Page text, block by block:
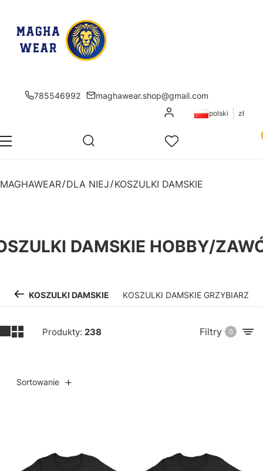
785546992
maghawear.shop@gmail.com
Zaloguj siępolski zł
Menu Otwórz wyszukiwarkę
Szukaj Ulubione
MAGHAWEAR DLA NIEJ KOSZULKI DAMSKIE
DAMSKIE HOBBY/
KOSZULKI DAMSKIE KOSZULKI DAMSKIE GRZYBIARZ
Produkty: 238 Filtry 0
Sortowanie
Lista produktów